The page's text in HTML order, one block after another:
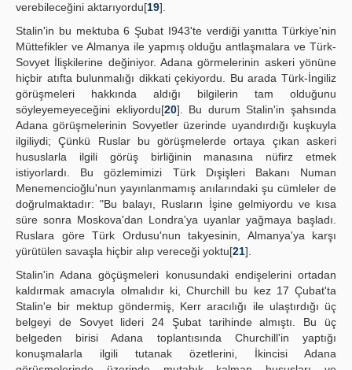
verebileceğini aktarıyordu[19].
Stalin'in bu mektuba 6 Şubat I943'te verdiği yanıtta Türkiye'nin
Müttefikler ve Almanya ile yapmış olduğu antlaşmalara ve Türk-
Sovyet İlişkilerine değiniyor. Adana görmelerinin askeri yönüne
hiçbir atıfta bulunmalığı dikkati çekiyordu. Bu arada Türk-İngiliz
görüşmeleri hakkında aldığı bilgilerin tam olduğunu
söyleyemeyeceğini ekliyordu[20]. Bu durum Stalin'in şahsında
Adana görüşmelerinin Sovyetler üzerinde uyandırdığı kuşkuyla
ilgiliydi; Çünkü Ruslar bu görüşmelerde ortaya çıkan askeri
hususlarla ilgili görüş birliğinin manasına nüfirz etmek
istiyorlardı. Bu gözlemimizi Türk Dışişleri Bakanı Numan
Menemencioğlu'nun yayınlanmamış anılarındaki şu cümleler de
doğrulmaktadır: "Bu balayı, Rusların İşine gelmiyordu ve kısa
süre sonra Moskova'dan Londra'ya uyanlar yağmaya başladı.
Ruslara göre Türk Ordusu'nun takyesinin, Almanya'ya karşı
yürütülen savaşla hiçbir alıp vereceği yoktu[21].
Stalin'in Adana göçüşmeleri konusundaki endişelerini ortadan
kaldırmak amacıyla olmalıdır ki, Churchill bu kez 17 Çubat'ta
Stalin'e bir mektup göndermiş, Kerr aracılığı ile ulaştırdığı üç
belgeyi de Sovyet lideri 24 Şubat tarihinde almıştı. Bu üç
belgeden birisi Adana toplantısında Churchill'in yaptığı
konuşmalarla ilgili tutanak özetlerini, İkincisi Adana